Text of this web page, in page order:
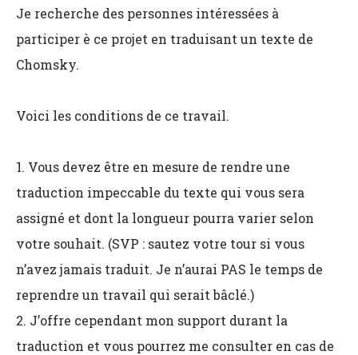
Je recherche des personnes intéressées à
participer è ce projet en traduisant un texte de
Chomsky.
Voici les conditions de ce travail.
1. Vous devez être en mesure de rendre une
traduction impeccable du texte qui vous sera
assigné et dont la longueur pourra varier selon
votre souhait. (SVP : sautez votre tour si vous
n’avez jamais traduit. Je n’aurai PAS le temps de
reprendre un travail qui serait bâclé.)
2. J’offre cependant mon support durant la
traduction et vous pourrez me consulter en cas de